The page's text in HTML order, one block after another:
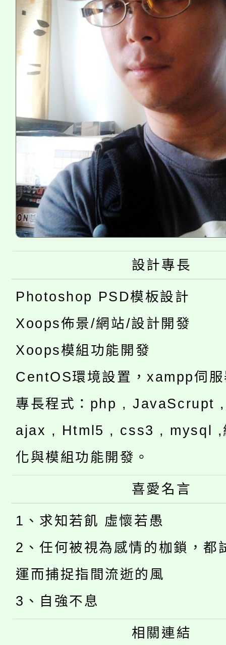
設計專長
Photoshop PSD模板設計
Xoops佈景/網站/設計開發
Xoops模組功能開發
CentOS環境設置，xampp伺
專長程式：php , JavaScrupt
ajax , Html5 , css3 , mysql ,
化與模組功能開發。
喜愛名言
1、求知若飢 虛懷若愚
2、任何被視為感情的枷鎖，都
運而捕捉指間流逝的風
3、自強不息
相關連結